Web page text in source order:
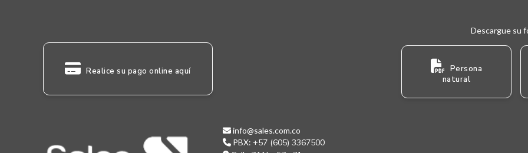
Realice su pago online aquí
Descargue su
Persona
natural
info@sales.com.co
PBX: +57 (605) 3367500